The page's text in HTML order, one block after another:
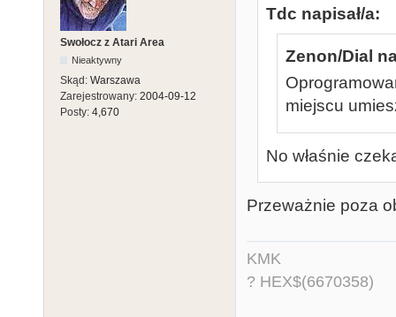
Swołocz z Atari Area
Nieaktywny
Skąd: Warszawa
Zarejestrowany: 2004-09-12
Posty: 4,670
Tdc napisał/a:
Zenon/Dial
miejscu
No właśnie
Przeważnie poza
KMK
? HEX$(6670358)